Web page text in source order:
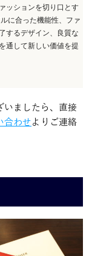
ッションを切り口とす
に合った機能性、ファ
するデザイン、良質な
通して新しい価値を提
いましたら、直接
合わせよりご連絡